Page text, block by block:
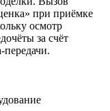
при приёмке
осмотр
за счёт
передачи.